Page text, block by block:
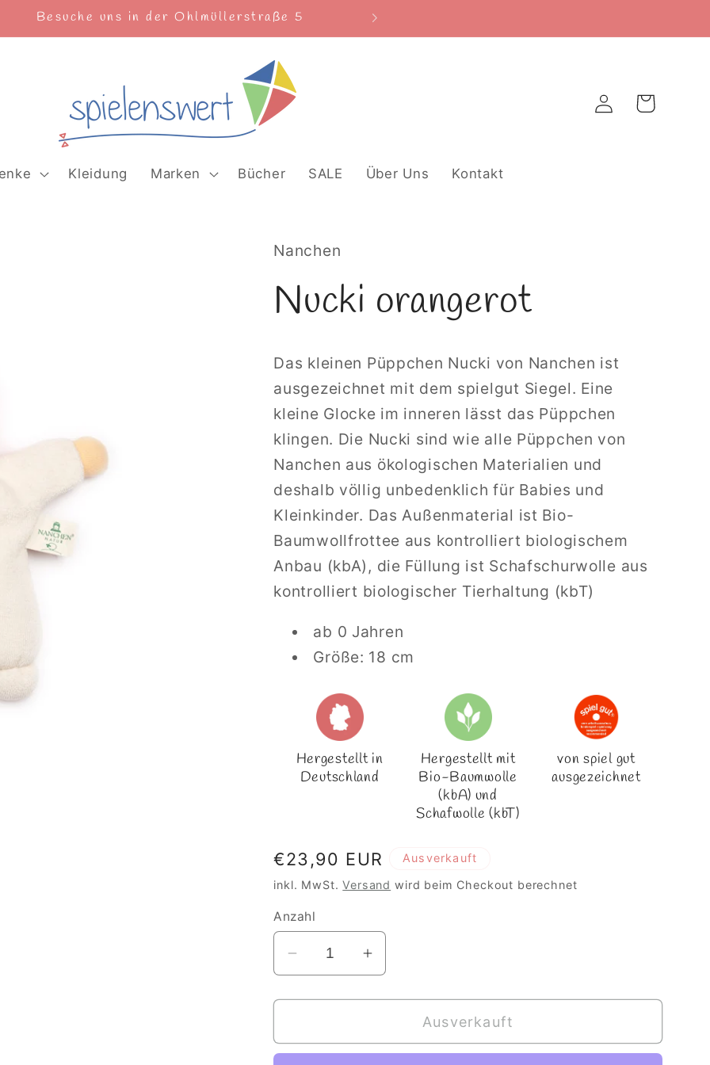
Freitag und Samstag 10-18 Uhr
Kleidung Marken Bücher SALE Über Uns Kontakt
EinloggenWarenkorb
Nanchen
Nucki orangerot
Das kleinen Püppchen Nucki von Nanchen ist
ausgezeichnet mit dem spielgut Siegel. Eine
kleine Glocke im inneren lässt das Püppchen
klingen. Die Nucki sind wie alle Püppchen von
Nanchen aus ökologischen Materialien und
deshalb völlig unbedenklich für Babies und
Kleinkinder. Das Außenmaterial ist Bio-
Baumwollfrottee aus kontrolliert biologischem
Anbau (kbA), die Füllung ist Schafschurwolle aus
kontrolliert biologischer Tierhaltung (kbT)
ab 0 Jahren
Größe: 18 cm
Hergestellt in
Deutschland
Hergestellt mit
Bio-Baumwolle
(kbA) und
Schafwolle (kbT)
von spiel gut
ausgezeichnet
Normaler
Preis
€23,90 EUR Ausverkauft
inkl. MwSt.Versand wird beim Checkout berechnet
Anzahl
Verringere
Menge
Nucki
Erhöhe
Menge
Nucki
Ausverkauft